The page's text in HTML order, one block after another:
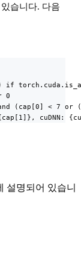
습니다. 다음
if
0
(cap[0] < 7
cuDNN:
설명되어 있습니